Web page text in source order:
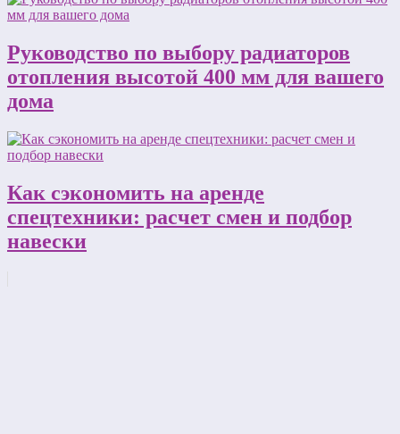
Руководство по выбору радиаторов
отопления высотой 400 мм для вашего
дома
Как сэкономить на аренде
спецтехники: расчет смен и подбор
навески